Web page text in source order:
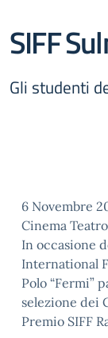
SIFF
Gli studenti
6 Novembre
Cinema
In occasione
International
Polo “Fermi”
selezione dei
Premio SIFF